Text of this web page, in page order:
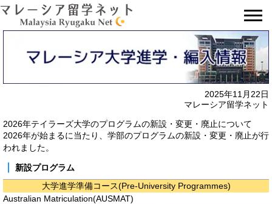
2025年11月22日
マレーシア留学ネット
2026年テイラーズ大学のプログラムの新設・変更・廃止について
2026年が始まるに当たり、学部のプログラムの新設・変更・廃止が行
われました。
新設プログラム
大学進学準備コース(Pre-University Programmes)
Australian Matriculation(AUSMAT)